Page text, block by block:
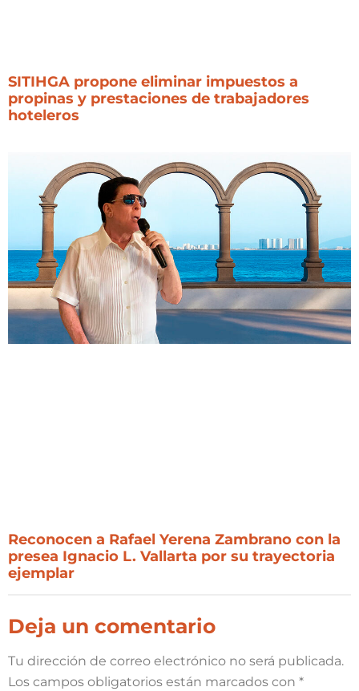
SITIHGA propone eliminar impuestos a
propinas y prestaciones de trabajadores
hoteleros
Reconocen a Rafael Yerena Zambrano con la
presea Ignacio L. Vallarta por su trayectoria
ejemplar
Deja un comentario
Tu dirección de correo electrónico no será publicada.
Los campos obligatorios están marcados con *